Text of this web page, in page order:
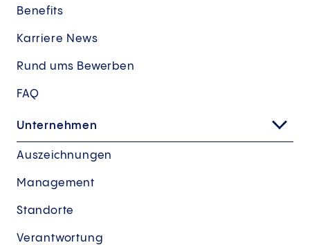
Benefits
Karriere News
Rund ums Bewerben
FAQ
Unternehmen
Auszeichnungen
Management
Standorte
Verantwortung